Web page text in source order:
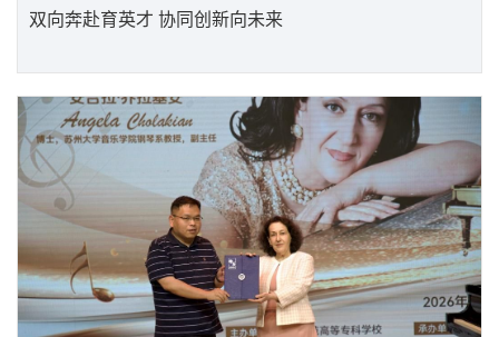
双向奔赴育英才 协同创新向未来